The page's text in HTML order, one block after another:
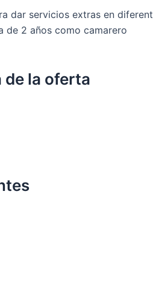
dar servicios extras en
de 2 años como camarero
de la oferta